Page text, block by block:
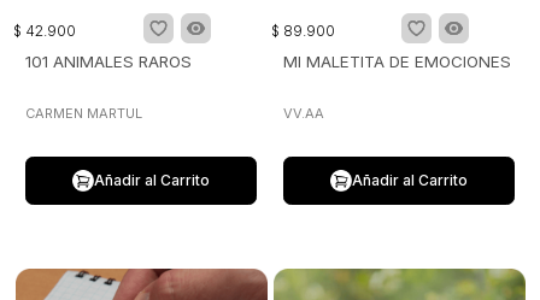
$ 42.900
101 ANIMALES RAROS
CARMEN MARTUL
Añadir al Carrito
$ 89.900
MI MALETITA DE EMOCIONES
VV.AA
Añadir al Carrito